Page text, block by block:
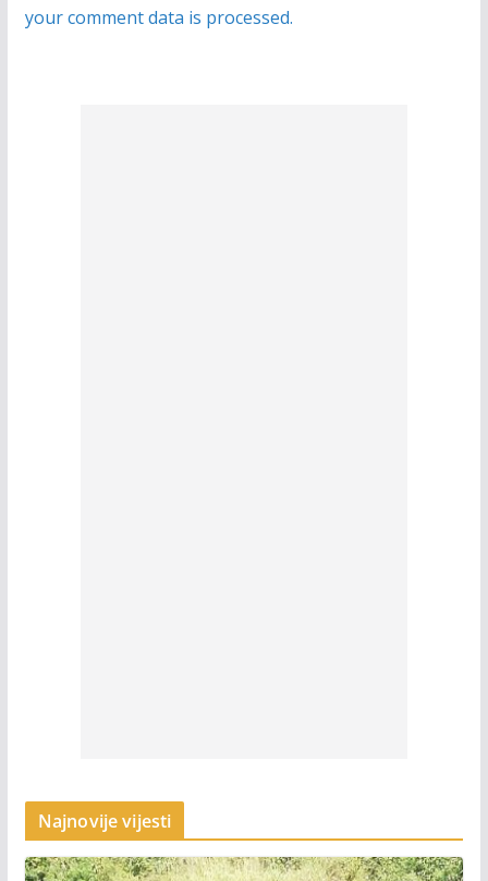
your comment data is processed.
Najnovije vijesti